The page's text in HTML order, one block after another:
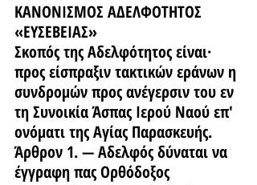
ΚΑΝΟΝΙΣΜΟΣ ΑΔΕΛΦΟΤΗΤΟΣ
«ΕΥΣΕΒΕΙΑΣ»
Σκοπός της Αδελφότητος είναι·
προς είσπραξιν τακτικών εράνων η
συνδρομών προς ανέγερσιν του εν
τη Συνοικία Άσπας Ιερού Ναού επ'
ονόματι της Αγίας Παρασκευής.
Άρθρον 1. — Αδελφός δύναται να
έγγραφη πας Ορθόδοξος